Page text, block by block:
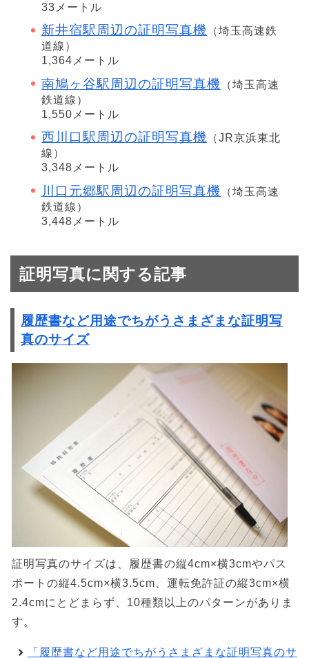
33メートル
新井宿駅周辺の証明写真機
（埼玉高速鉄
道線）
1,364メートル
南鳩ヶ谷駅周辺の証明写真機
（埼玉高速
鉄道線）
1,550メートル
西川口駅周辺の証明写真機
（JR京浜東北
線）
3,348メートル
川口元郷駅周辺の証明写真機
（埼玉高速
鉄道線）
3,448メートル
証明写真に関する記事
履歴書など用途でちがうさまざまな証明写
真のサイズ
証明写真のサイズは、履歴書の縦4cm×横3cmやパス
ポートの縦4.5cm×横3.5cm、運転免許証の縦3cm×横
2.4cmにとどまらず、10種類以上のパターンがありま
す。
「履歴書など用途でちがうさまざまな証明写真のサ